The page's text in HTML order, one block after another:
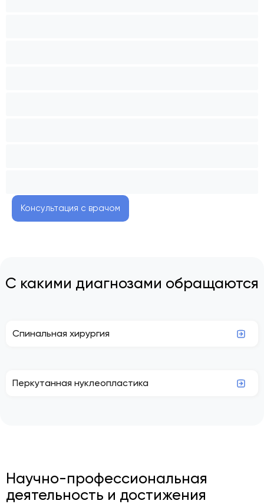
Консультация с врачом
С какими диагнозами обращаются
Спинальная хирургия
Перкутанная нуклеопластика
Научно-профессиональная
деятельность и достижения